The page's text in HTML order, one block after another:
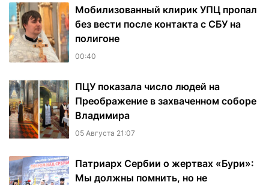
Мобилизованный клирик УПЦ пропал
без вести после контакта с СБУ на
полигоне
00:40
ПЦУ показала число людей на
Преображение в захваченном соборе
Владимира
05 Августа 21:07
Патриарх Сербии о жертвах «Бури»:
Мы должны помнить, но не